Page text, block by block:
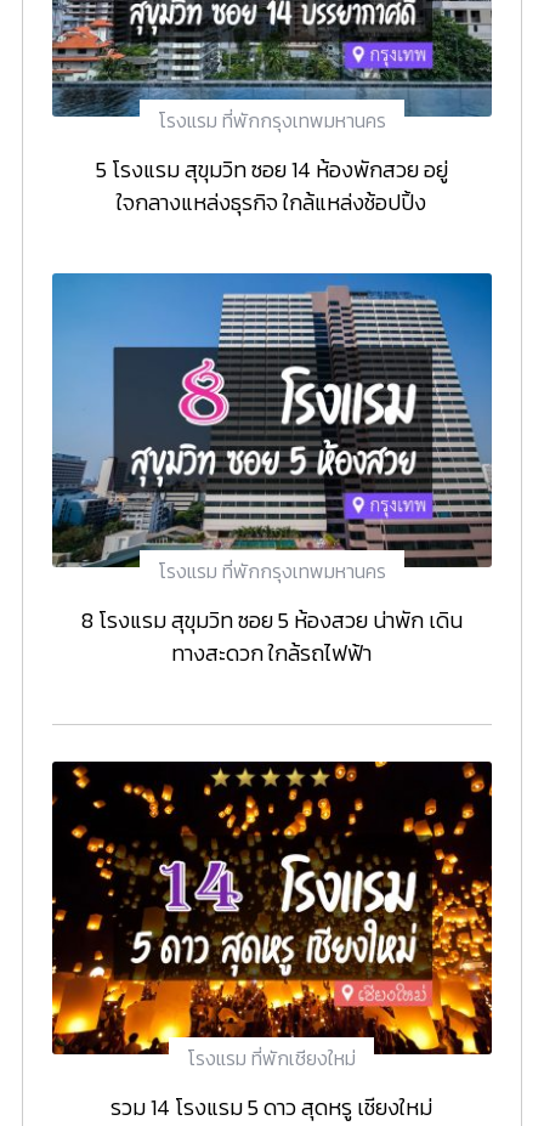
โรงแรม ที่พักกรุงเทพมหานคร
5 โรงแรม สุขุมวิท ซอย 14 ห้องพักสวย อยู่
ใจกลางแหล่งธุรกิจ ใกล้แหล่งช้อปปิ้ง
โรงแรม ที่พักกรุงเทพมหานคร
8 โรงแรม สุขุมวิท ซอย 5 ห้องสวย น่าพัก เดิน
ทางสะดวก ใกล้รถไฟฟ้า
โรงแรม ที่พักเชียงใหม่
รวม 14 โรงแรม 5 ดาว สุดหรู เชียงใหม่